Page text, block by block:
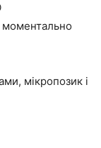
мікропозик і